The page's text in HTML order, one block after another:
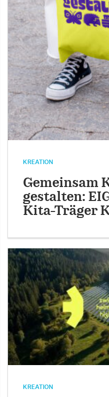
KREATION
Gemeinsam
gestalten:
Kita-Träger
KREATION